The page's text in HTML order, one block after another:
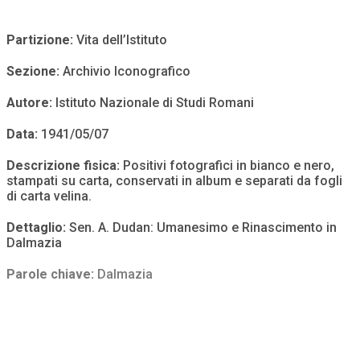
Partizione: Vita dell’Istituto
Sezione: Archivio Iconografico
Autore: Istituto Nazionale di Studi Romani
Data: 1941/05/07
Descrizione fisica: Positivi fotografici in bianco e nero,
stampati su carta, conservati in album e separati da fogli
di carta velina.
Dettaglio: Sen. A. Dudan: Umanesimo e Rinascimento in
Dalmazia
Parole chiave: Dalmazia